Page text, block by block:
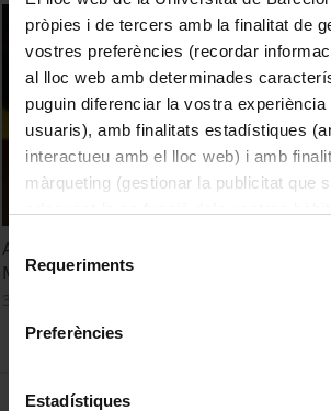
pròpies i de tercers amb la finalitat de
vostres preferències (recordar
al lloc web amb determinades
puguin diferenciar la vostra experiència
usuaris), amb finalitats estadístiques
interactueu amb el lloc web) i amb
màrqueting (gestionar la publicitat que
consultar laPolítica de galetes del lloc
Selecció
de Requeriments
Preferències
Estadístiques
Acte de graduació i Jurament
Medicina. Campus Bellvitge. Promoció